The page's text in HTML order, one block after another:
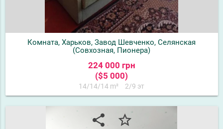
Комната, Харьков, Завод Шевченко, Селянская
(Совхозная, Пионера)
224 000 грн
($5 000)
14/14/14 m² 2/9 эт
share star_border